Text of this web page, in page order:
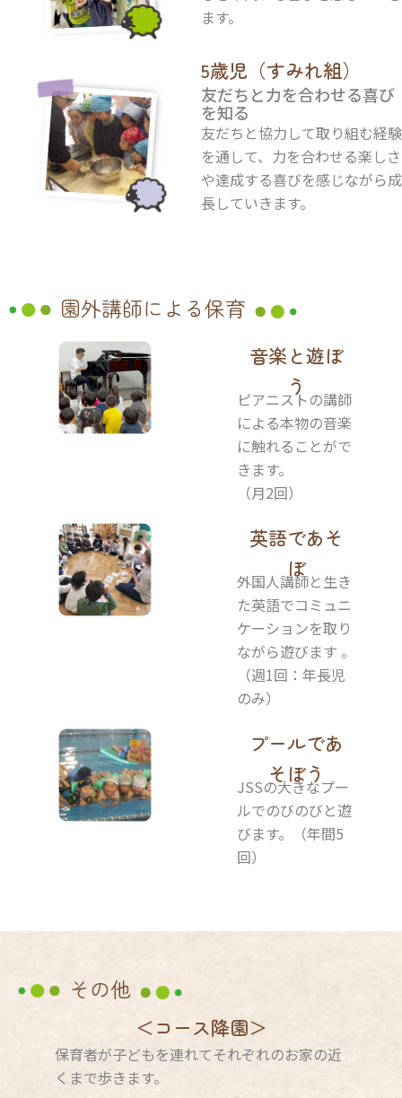
ます。
5歳児（すみれ組）
友だちと力を合わせる喜び
を知る
友だちと協力して取り組む経験
を通して、力を合わせる楽しさ
や達成する喜びを感じながら成
長していきます。
園外講師による保育
音楽と遊ぼ
う
ピアニストの講師
による本物の音楽
に触れることがで
きます。
（月2回）
英語であそ
ぼ
外国人講師と生き
た英語でコミュニ
ケーションを取り
ながら遊びます 。
（週1回：年長児
のみ）
プールであ
そぼう
JSSの大きなプー
ルでのびのびと遊
びます。
（年間5
回）
その他
＜コース降園＞
保育者が子どもを連れてそれぞれのお家の近
くまで歩きます。